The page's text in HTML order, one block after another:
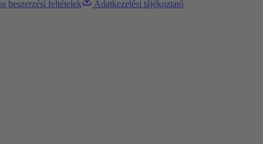
beszerzési feltételek Adatkezelési tájékoztató